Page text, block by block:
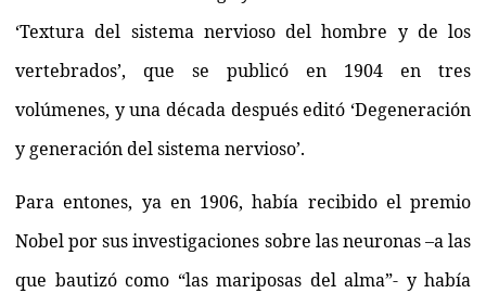
‘Textura del sistema nervioso del hombre y de los
vertebrados’, que se publicó en 1904 en tres
volúmenes, y una década después editó ‘Degeneración
y generación del sistema nervioso’.
Para entones, ya en 1906, había recibido el premio
Nobel por sus investigaciones sobre las neuronas –a las
que bautizó como “las mariposas del alma”- y había